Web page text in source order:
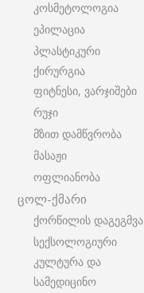
კოსმეტოლოგია
ეპილაცია
პლასტიკური
ქირურგია
ფიტნესი, ვარჯიშები
რუჯი
მზით დამწვრობა
მასაჟი
ოფლიანობა
ცოლ-ქმარი
ქორწილის დაგეგმვა
სექსოლოგიური
კულტურა და
სამედიცინო